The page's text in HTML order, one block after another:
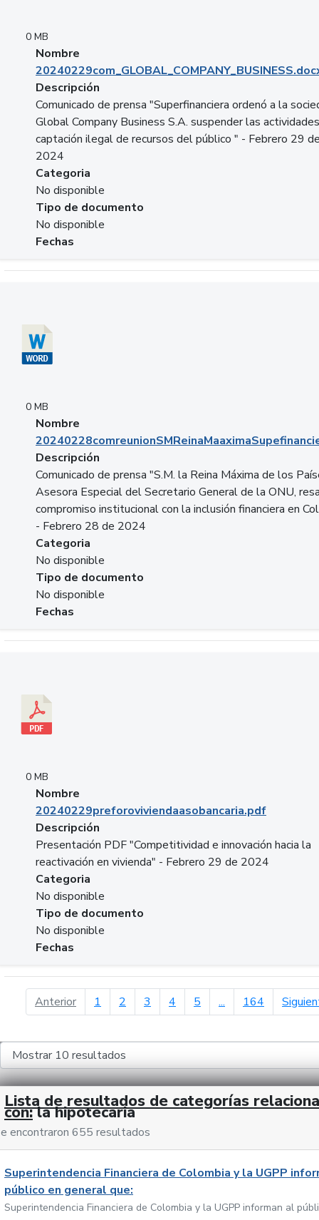
0 MB
Nombre
Descripción
Comunicado de prensa "Superfinanciera ordenó a la
Global Company Business S.A. suspender las
captación ilegal de recursos del público " - Febrero 29
2024
Categoria
No disponible
Tipo de documento
No disponible
Fechas
0 MB
Nombre
Descripción
Comunicado de prensa "S.M. la Reina Máxima de los
Asesora Especial del Secretario General de la ONU,
compromiso institucional con la inclusión financiera en
- Febrero 28 de 2024
Categoria
No disponible
Tipo de documento
No disponible
Fechas
0 MB
Nombre
20240229preforoviviendaasobancaria.pdf
Descripción
Presentación PDF "Competitividad e innovación hacia la
reactivación en vivienda" - Febrero 29 de 2024
Categoria
No disponible
Tipo de documento
No disponible
Fechas
Anteriorpágina anterior
1 2 3 4 5 ... 164
Lista de resultados de categorías
con: la hipotecaria
encontraron 655 resultados
Superintendencia Financiera de Colombia y la UGPP
público en general que:
Superintendencia Financiera de Colombia y la UGPP informan al